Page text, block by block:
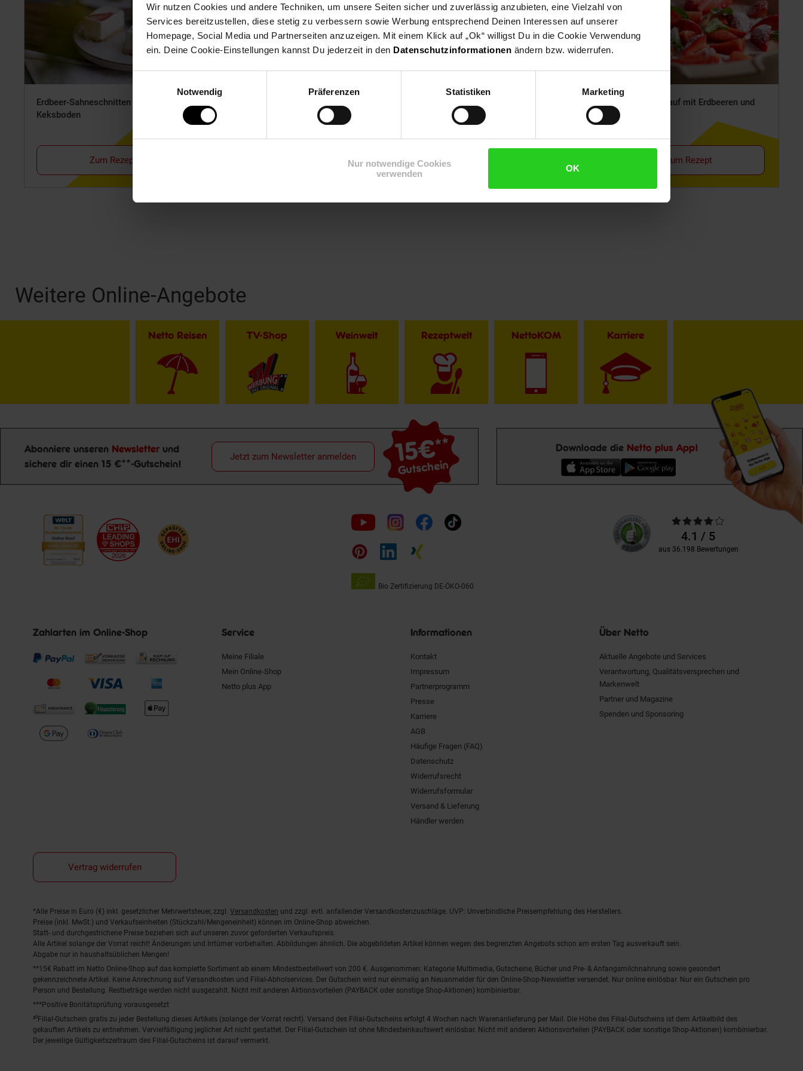
Wir nutzen Cookies und andere Techniken, um unsere Seiten sicher und zuverlässig anzubieten, eine Vielzahl von
Services bereitzustellen, diese stetig zu verbessern sowie Werbung entsprechend Deinen Interessen auf unserer
Homepage, Social Media und Partnerseiten anzuzeigen. Mit einem Klick auf „Ok“ willigst Du in die Cookie Verwendung
ein. Deine Cookie-Einstellungen kannst Du jederzeit in den Datenschutzinformationen ändern bzw. widerrufen.
Einwilligungsauswahl
Notwendig
Präferenzen Statistiken Marketing
Nur notwendige Cookies
verwenden
OK
Erdbeer-Sahneschnitten mit
Keksboden
Zum Rezept
Milchreis-Auflauf mit Erdbeeren und
Baiserhaube
Zum Rezept
Weitere Online-Angebote
Netto Reisen TV-Shop Weinwelt Rezeptwelt NettoKOM Karriere
Newsletter Anmeldung
Abonniere unseren Newsletter und
sichere dir einen 15 €**-Gutschein!
15€**
Gutschein
Jetzt zum Newsletter anmelden
Downloade die Netto plus App!
Folge
uns
auf
Bio Zertifizierung DE-ÖKO-060
Unsere
Kundenbewertungen
Durchschnittliche
Bewertungen4.1 / 5
aus 36.198 Bewertungen
Zahlarten im Online-Shop Service
Meine Filiale
Mein Online-Shop
Netto plus App
Informationen
Kontakt
Impressum
Partnerprogramm
Presse
Karriere
AGB
Häufige Fragen (FAQ)
Datenschutz
Widerrufsrecht
Widerrufsformular
Versand & Lieferung
Händler werden
Über Netto
Aktuelle Angebote und Services
Verantwortung, Qualitätsversprechen und
Markenwelt
Partner und Magazine
Spenden und Sponsoring
Vertrag widerrufen
Fußnoten
*Alle Preise in Euro (€) inkl. gesetzlicher Mehrwertsteuer, zzgl. Versandkosten und zzgl. evtl. anfallender Versandkostenzuschläge. UVP: Unverbindliche Preisempfehlung des Herstellers.
Preise (inkl. MwSt.) und Verkaufseinheiten (Stückzahl/Mengeneinheit) können im Online-Shop abweichen.
Statt- und durchgestrichene Preise beziehen sich auf unseren zuvor geforderten Verkaufspreis.
Alle Artikel solange der Vorrat reicht! Änderungen und Irrtümer vorbehalten. Abbildungen ähnlich. Die abgebildeten Artikel können wegen des begrenzten Angebots schon am ersten Tag ausverkauft sein.
Abgabe nur in haushaltsüblichen Mengen!
**15€ Rabatt im Netto Online-Shop auf das komplette Sortiment ab einem Mindestbestellwert von 200 €. Ausgenommen: Kategorie Multimedia, Gutscheine, Bücher und Pre- & Anfangsmilchnahrung sowie gesondert
gekennzeichnete Artikel. Keine Anrechnung auf Versandkosten und Filial-Abholservices. Der Gutschein wird nur einmalig an Neuanmelder für den Online-Shop-Newsletter versendet. Nur online einlösbar. Nur ein Gutschein pro
Person und Bestellung. Restbeträge werden nicht ausgezahlt. Nicht mit anderen Aktionsvorteilen (PAYBACK oder sonstige Shop-Aktionen) kombinierbar.
***Positive Bonitätsprüfung vorausgesetzt
²⁰Filial-Gutschein gratis zu jeder Bestellung dieses Artikels (solange der Vorrat reicht). Versand des Filial-Gutscheins erfolgt 4 Wochen nach Warenanlieferung per Mail. Die Höhe des Filial-Gutscheins ist dem Artikelbild des
gekauften Artikels zu entnehmen. Vervielfältigung jeglicher Art nicht gestattet. Der Filial-Gutschein ist ohne Mindesteinkaufswert einlösbar. Nicht mit anderen Aktionsvorteilen (PAYBACK oder sonstige Shop-Aktionen) kombinierbar.
Der jeweilige Gültigkeitszeitraum des Filial-Gutscheins ist darauf vermerkt.